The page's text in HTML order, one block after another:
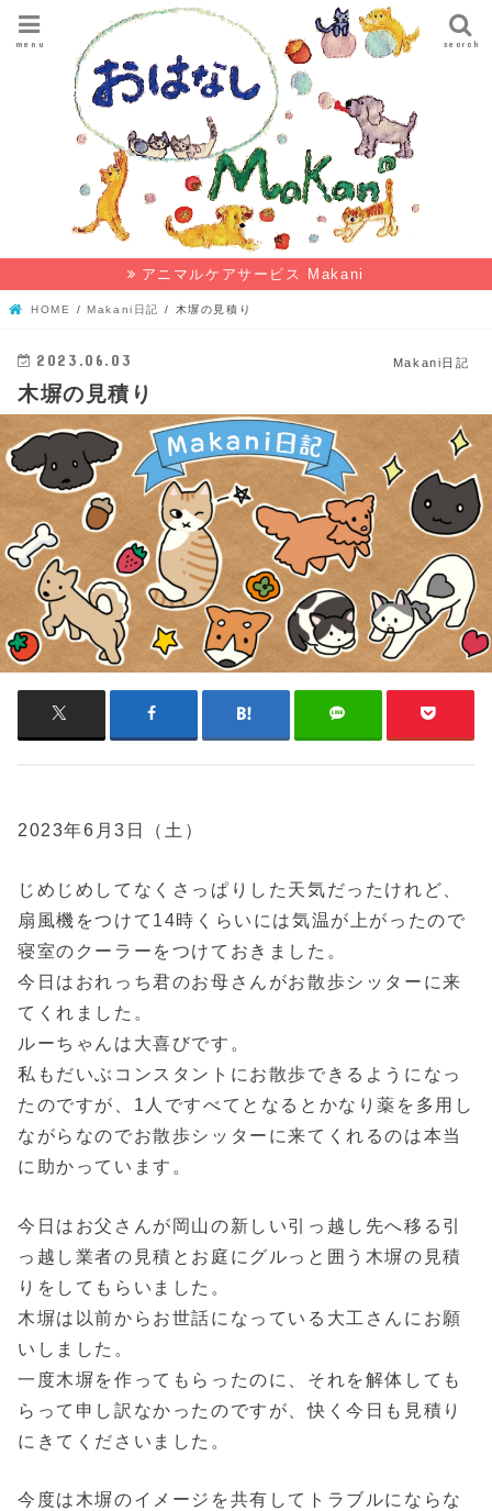
search
menu
アニマルケアサービス Makani
HOME Makani日記 木塀の見積り
Makani日記
2023.06.03
木塀の見積り
2023年6月3日（土）
じめじめしてなくさっぱりした天気だったけれど、
扇風機をつけて14時くらいには気温が上がったので
寝室のクーラーをつけておきました。
今日はおれっち君のお母さんがお散歩シッターに来
てくれました。
ルーちゃんは大喜びです。
私もだいぶコンスタントにお散歩できるようになっ
たのですが、1人ですべてとなるとかなり薬を多用し
ながらなのでお散歩シッターに来てくれるのは本当
に助かっています。
今日はお父さんが岡山の新しい引っ越し先へ移る引
っ越し業者の見積とお庭にグルっと囲う木塀の見積
りをしてもらいました。
木塀は以前からお世話になっている大工さんにお願
いしました。
一度木塀を作ってもらったのに、それを解体しても
らって申し訳なかったのですが、快く今日も見積り
にきてくださいました。
今度は木塀のイメージを共有してトラブルにならな